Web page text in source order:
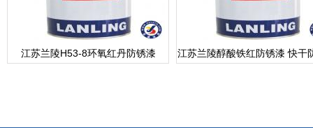
江苏兰陵H53-8环氧红丹防锈漆 江苏兰陵醇酸铁红防锈漆 快干